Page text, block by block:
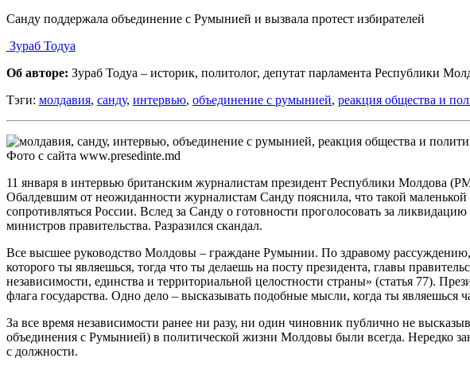
Санду поддержала объединение с Румынией и вызвала протест избирателей
Зураб Тодуа
Об авторе: Зураб Тодуа – историк, политолог, депутат парламента Республики
Тэги: молдавия, санду, интервью, объединение с румынией, реакция общества и
Фото с сайта www.presedinte.md
11 января в интервью британским журналистам президент Республики Молдова
Обалдевшим от неожиданности журналистам Санду пояснила, что такой
сопротивляться России. Вслед за Санду о готовности проголосовать за
министров правительства. Разразился скандал.
Все высшее руководство Молдовы – граждане Румынии. По здравому
которого ты являешься, тогда что ты делаешь на посту президента, главы
независимости, единства и территориальной целостности страны» (статья 77).
флага государства. Одно дело – высказывать подобные мысли, когда ты являешься
За все время независимости ранее ни разу, ни один чиновник публично не
объединения с Румынией) в политической жизни Молдовы были всегда. Нередко
с должности.